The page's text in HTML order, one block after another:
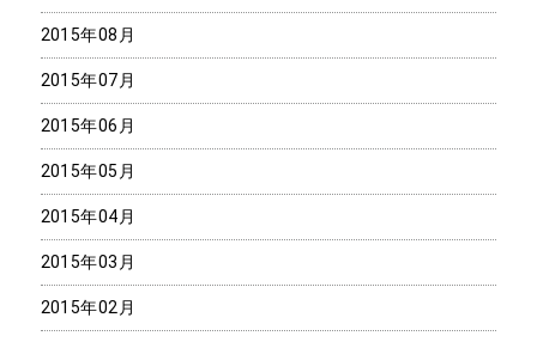
2015年08月
2015年07月
2015年06月
2015年05月
2015年04月
2015年03月
2015年02月